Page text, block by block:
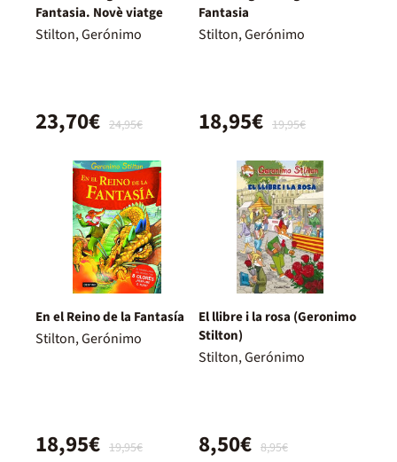
Fantasia. Novè viatge
Stilton, Gerónimo
24,95€
23,70€
Fantasia
Stilton, Gerónimo
19,95€
18,95€
En el Reino de la Fantasía
Stilton, Gerónimo
19,95€
18,95€
El llibre i la rosa (Geronimo
Stilton)
Stilton, Gerónimo
8,95€
8,50€